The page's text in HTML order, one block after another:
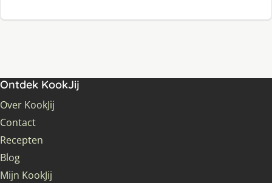
Ontdek KookJij
Over KookJij
Contact
Recepten
Blog
Mijn KookJij